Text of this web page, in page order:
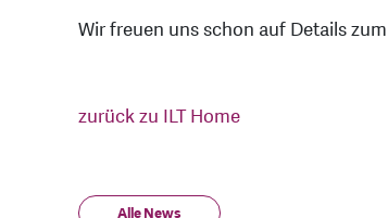
Wir freuen uns schon auf Details
zurück zu ILT Home
Alle News